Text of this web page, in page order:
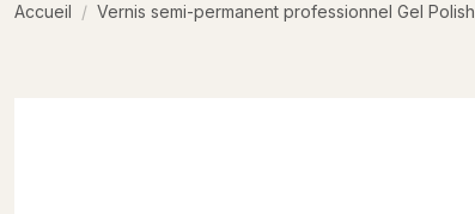
Accueil Vernis semi-permanent professionnel Gel Polish